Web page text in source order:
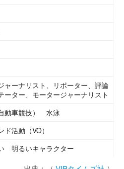
ャーナリスト、リポーター、評論
ーター、モータージャーナリスト
動車競技） 水泳
活動（VO）
明るいキャラクター